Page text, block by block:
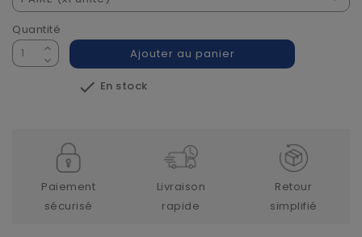
Quantité
Ajouter au panier
 En stock
Paiement
sécurisé
Livraison
rapide
Retour
simplifié